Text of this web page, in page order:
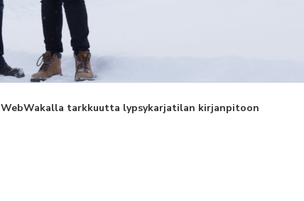
WebWakalla tarkkuutta lypsykarja­tilan kirjanpitoon